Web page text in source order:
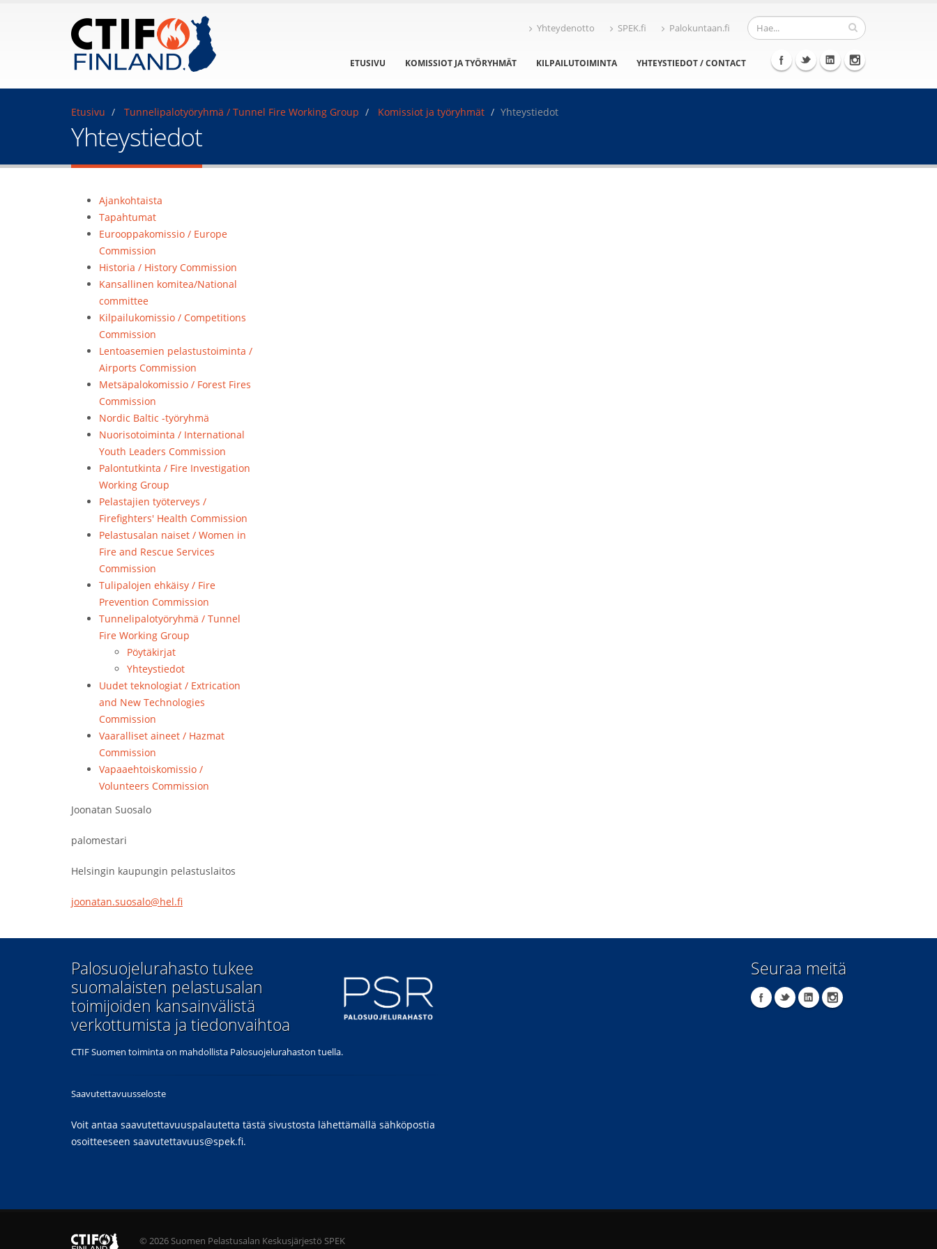
Yhteydenotto SPEK.fi Palokuntaan.fi
ETUSIVU KOMISSIOT JA TYÖRYHMÄT KILPAILUTOIMINTA YHTEYSTIEDOT / CONTACT
Etusivu Tunnelipalotyöryhmä / Tunnel Fire Working Group Komissiot ja työryhmät Yhteystiedot
Yhteystiedot
Ajankohtaista
Tapahtumat
Eurooppakomissio / Europe
Commission
Historia / History Commission
Kansallinen komitea/National
committee
Kilpailukomissio / Competitions
Commission
Lentoasemien pelastustoiminta /
Airports Commission
Metsäpalokomissio / Forest Fires
Commission
Nordic Baltic -työryhmä
Nuorisotoiminta / International
Youth Leaders Commission
Palontutkinta / Fire Investigation
Working Group
Pelastajien työterveys /
Firefighters' Health Commission
Pelastusalan naiset / Women in
Fire and Rescue Services
Commission
Tulipalojen ehkäisy / Fire
Prevention Commission
Tunnelipalotyöryhmä / Tunnel
Fire Working Group
Pöytäkirjat
Yhteystiedot
Uudet teknologiat / Extrication
and New Technologies
Commission
Vaaralliset aineet / Hazmat
Commission
Vapaaehtoiskomissio /
Volunteers Commission
Joonatan Suosalo
palomestari
Helsingin kaupungin pelastuslaitos
joonatan.suosalo@hel.fi
​Palosuojelurahasto tukee
suomalaisten pelastusalan
toimijoiden kansainvälistä
verkottumista ja tiedonvaihtoa
CTIF Suomen toiminta on mahdollista Palosuojelurahaston tuella.
Saavutettavuusseloste
Voit antaa saavutettavuuspalautetta tästä sivustosta lähettämällä sähköpostia
osoitteeseen saavutettavuus@spek.fi.
Seuraa meitä
© 2026 Suomen Pelastusalan Keskusjärjestö SPEK